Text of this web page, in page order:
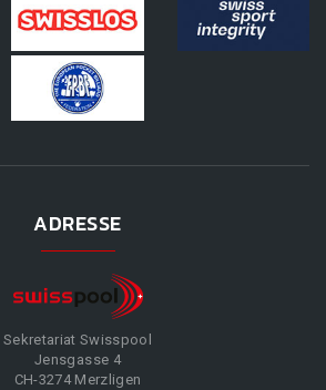
ADRESSE
Sekretariat Swisspool
Jensgasse 4
CH-3274 Merzligen